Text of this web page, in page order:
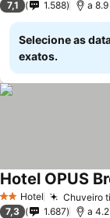
7,1 1.588 a
Selecione as
exatos.
2 Estrelas
Hotel Chuveiro
Hotel OPUS
7,3 1.687 a